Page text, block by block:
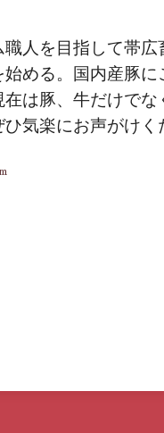
人を目指して帯
始める。国内産豚
在は豚、牛だけで
ひ気楽にお声がけ